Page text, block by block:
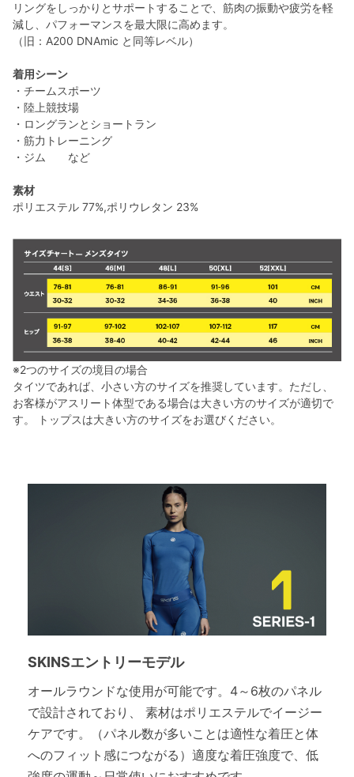
リングをしっかりとサポートすることで、筋肉の振動や疲労を軽
減し、パフォーマンスを最大限に高めます。
（旧：A200 DNAmic と同等レベル）
着用シーン
・チームスポーツ
・陸上競技場
・ロングランとショートラン
・筋力トレーニング
・ジム など
素材
ポリエステル 77%,ポリウレタン 23%
※2つのサイズの境目の場合
タイツであれば、小さい方のサイズを推奨しています。ただし、
お客様がアスリート体型である場合は大きい方のサイズが適切で
す。 トップスは大きい方のサイズをお選びください。
SKINSエントリーモデル
オールラウンドな使用が可能です。4～6枚のパネル
で設計されており、 素材はポリエステルでイージー
ケアです。（パネル数が多いことは適性な着圧と体
へのフィット感につながる）適度な着圧強度で、低